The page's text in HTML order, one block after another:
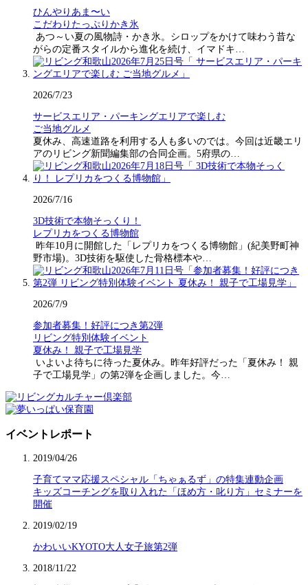
ひんやりあま〜い
こだわりたっぷりかき氷
あつ～い夏の風物詩・かき氷。シロップをかけて味わう昔な
がらの定番スタイルから進化を続け、イマドキ…
2026/7/23
サービスエリア・パーキングエリアで楽しむ
ご当地グルメ
夏休み、高速道路を利用する人も多いのでは。今回は近畿エリ
アのリビング新聞編集部の合同企画。5府県の…
2026/7/16
3D技術で本物そっくり！
レプリカをつくる博物館
昨年10月に開館した「レプリカをつくる博物館」(紀美野町神
野市場)。3D技術を駆使した骨格標本や…
2026/7/9
参加者募集！好評につき第2弾
リビング特別体験イベント
夏休み！ 親子で工場見学
いよいよ待ちに待った夏休み。昨年好評だった「夏休み！ 親
子で工場見学」の第2弾を企画しました。今…
イベントレポート
2019/04/26
子育てママ応援スペシャル「ちゃぁるず」の特集連動企画
キッズコーチングを取り入れた「ほめ方・叱り方」セミナーを
開催
2019/02/19
かわいいKYOTO大人女子旅第2弾
2018/11/22